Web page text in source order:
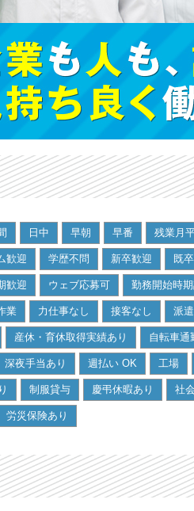
日中 早朝 早番 残業月
歓迎 学歴不問 新卒歓迎 既
歓迎 ウェブ応募可 勤務開始時
業 力仕事なし 接客なし 派
産休・育休取得実績あり 自転車通
深夜手当あり 週払い OK 工場
制服貸与 慶弔休暇あり 社
労災保険あり